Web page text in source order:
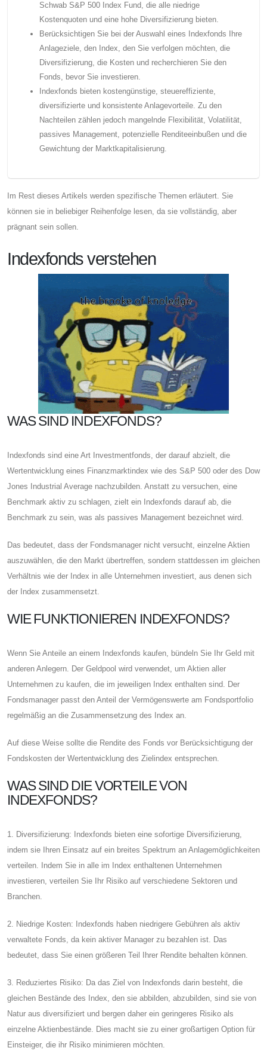
Schwab S&P 500 Index Fund, die alle niedrige
Kostenquoten und eine hohe Diversifizierung bieten.
Berücksichtigen Sie bei der Auswahl eines Indexfonds Ihre
Anlageziele, den Index, den Sie verfolgen möchten, die
Diversifizierung, die Kosten und recherchieren Sie den
Fonds, bevor Sie investieren.
Indexfonds bieten kostengünstige, steuereffiziente,
diversifizierte und konsistente Anlagevorteile. Zu den
Nachteilen zählen jedoch mangelnde Flexibilität, Volatilität,
passives Management, potenzielle Renditeeinbußen und die
Gewichtung der Marktkapitalisierung.
Im Rest dieses Artikels werden spezifische Themen erläutert. Sie
können sie in beliebiger Reihenfolge lesen, da sie vollständig, aber
prägnant sein sollen.
Indexfonds verstehen
WAS SIND INDEXFONDS?
Indexfonds sind eine Art Investmentfonds, der darauf abzielt, die
Wertentwicklung eines Finanzmarktindex wie des S&P 500 oder des Dow
Jones Industrial Average nachzubilden. Anstatt zu versuchen, eine
Benchmark aktiv zu schlagen, zielt ein Indexfonds darauf ab, die
Benchmark zu sein, was als passives Management bezeichnet wird.
Das bedeutet, dass der Fondsmanager nicht versucht, einzelne Aktien
auszuwählen, die den Markt übertreffen, sondern stattdessen im gleichen
Verhältnis wie der Index in alle Unternehmen investiert, aus denen sich
der Index zusammensetzt.
WIE FUNKTIONIEREN INDEXFONDS?
Wenn Sie Anteile an einem Indexfonds kaufen, bündeln Sie Ihr Geld mit
anderen Anlegern. Der Geldpool wird verwendet, um Aktien aller
Unternehmen zu kaufen, die im jeweiligen Index enthalten sind. Der
Fondsmanager passt den Anteil der Vermögenswerte am Fondsportfolio
regelmäßig an die Zusammensetzung des Index an.
Auf diese Weise sollte die Rendite des Fonds vor Berücksichtigung der
Fondskosten der Wertentwicklung des Zielindex entsprechen.
WAS SIND DIE VORTEILE VON
INDEXFONDS?
1. Diversifizierung: Indexfonds bieten eine sofortige Diversifizierung,
indem sie Ihren Einsatz auf ein breites Spektrum an Anlagemöglichkeiten
verteilen. Indem Sie in alle im Index enthaltenen Unternehmen
investieren, verteilen Sie Ihr Risiko auf verschiedene Sektoren und
Branchen.
2. Niedrige Kosten: Indexfonds haben niedrigere Gebühren als aktiv
verwaltete Fonds, da kein aktiver Manager zu bezahlen ist. Das
bedeutet, dass Sie einen größeren Teil Ihrer Rendite behalten können.
3. Reduziertes Risiko: Da das Ziel von Indexfonds darin besteht, die
gleichen Bestände des Index, den sie abbilden, abzubilden, sind sie von
Natur aus diversifiziert und bergen daher ein geringeres Risiko als
einzelne Aktienbestände. Dies macht sie zu einer großartigen Option für
Einsteiger, die ihr Risiko minimieren möchten.